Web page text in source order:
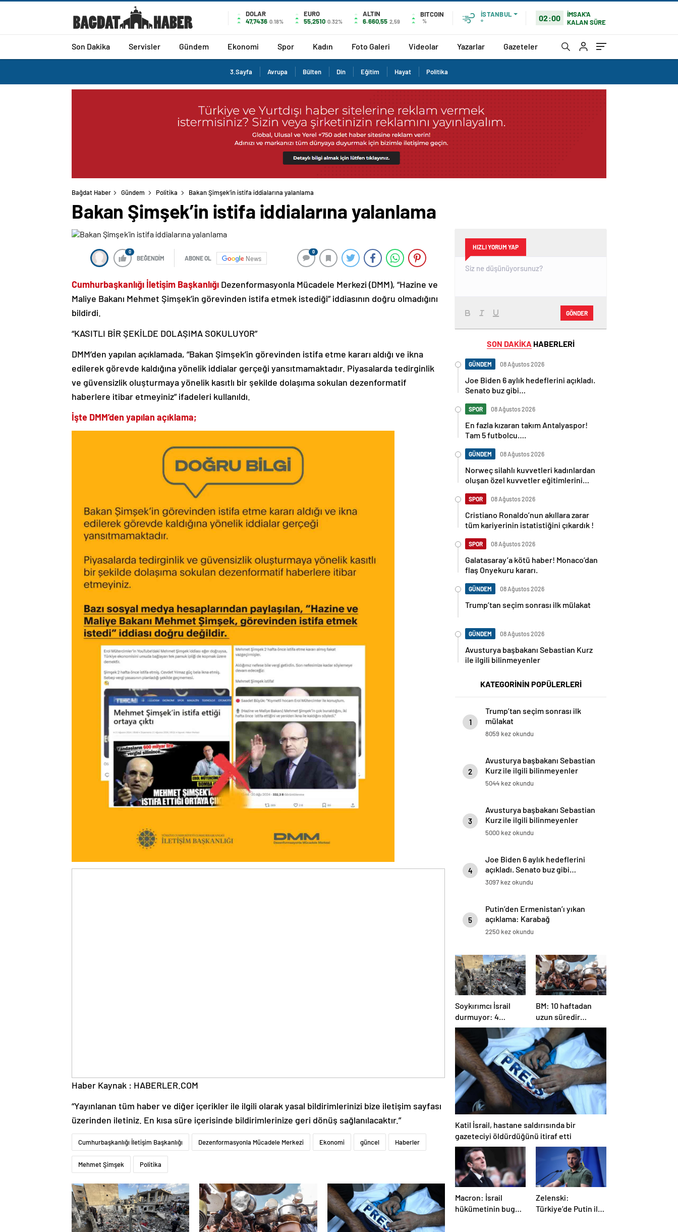
DOLAR
47,7436 0.18%
EURO
55,2510 0.32%
ALTIN
6.660,55 2,59
BITCOIN
%
İSTANBUL
°
02:00
İMSAK'A
KALAN SÜRE
Son Dakika Servisler Gündem Ekonomi Spor Kadın Foto Galeri Videolar Yazarlar Gazeteler
3.Sayfa Avrupa Bülten Din Eğitim Hayat Politika
Bağdat Haber Gündem Politika Bakan Şimşek’in istifa iddialarına yalanlama
Bakan Şimşek’in istifa iddialarına yalanlama
0
BEĞENDİM ABONE OL News
0
Cumhurbaşkanlığı İletişim Başkanlığı Dezenformasyonla Mücadele Merkezi (DMM), “Hazine ve
Maliye Bakanı Mehmet Şimşek’in görevinden istifa etmek istediği” iddiasının doğru olmadığını
bildirdi.
“KASITLI BİR ŞEKİLDE DOLAŞIMA SOKULUYOR”
DMM’den yapılan açıklamada, “Bakan Şimşek’in görevinden istifa etme kararı aldığı ve ikna
edilerek görevde kaldığına yönelik iddialar gerçeği yansıtmamaktadır. Piyasalarda tedirginlik
ve güvensizlik oluşturmaya yönelik kasıtlı bir şekilde dolaşıma sokulan dezenformatif
haberlere itibar etmeyiniz” ifadeleri kullanıldı.
İşte DMM’den yapılan açıklama;
Haber Kaynak : HABERLER.COM
“Yayınlanan tüm haber ve diğer içerikler ile ilgili olarak yasal bildirimlerinizi bize iletişim sayfası
üzerinden iletiniz. En kısa süre içerisinde bildirimlerinize geri dönüş sağlanılacaktır.”
Cumhurbaşkanlığı İletişim Başkanlığı Dezenformasyonla Mücadele Merkezi Ekonomi güncel Haberler
Mehmet Şimşek Politika
HIZLI YORUM YAP
GÖNDER
SON DAKİKA HABERLERİ
GÜNDEM 08 Ağustos 2026
Joe Biden 6 aylık hedeflerini açıkladı.
Senato buz gibi…
SPOR 08 Ağustos 2026
En fazla kızaran takım Antalyaspor!
Tam 5 futbolcu….
GÜNDEM 08 Ağustos 2026
Norweç silahlı kuvvetleri kadınlardan
oluşan özel kuvvetler eğitimlerini
SPOR 08 Ağustos 2026
Cristiano Ronaldo’nun akıllara zarar
tüm kariyerinin istatistiğini çıkardık !
SPOR 08 Ağustos 2026
Galatasaray’a kötü haber! Monaco’dan
flaş Onyekuru kararı.
GÜNDEM 08 Ağustos 2026
Trump’tan seçim sonrası ilk mülakat
GÜNDEM 08 Ağustos 2026
Avusturya başbakanı Sebastian Kurz
ile ilgili bilinmeyenler
KATEGORİNİN POPÜLERLERİ
1
Trump’tan seçim sonrası ilk
mülakat
8059 kez okundu
2
Avusturya başbakanı Sebastian
Kurz ile ilgili bilinmeyenler
5044 kez okundu
3
Avusturya başbakanı Sebastian
Kurz ile ilgili bilinmeyenler
5000 kez okundu
4
Joe Biden 6 aylık hedeflerini
açıkladı. Senato buz gibi…
3097 kez okundu
5
Putin’den Ermenistan’ı yıkan
açıklama: Karabağ
Azerbaycan’ın ayrılmaz bir
2250 kez okundu
Soykırımcı İsrail
durmuyor: 4
Filistinli öldü, çok
sayıda yaralı var
BM: 10 haftadan
uzun süredir
Gazze’ye yiyecek,
ilaç, su, çadır
girmedi
Katil İsrail, hastane saldırısında bir
gazeteciyi öldürdüğünü itiraf etti
Macron: İsrail
hükümetinin bugün
Zelenski:
Türkiye’de Putin ile